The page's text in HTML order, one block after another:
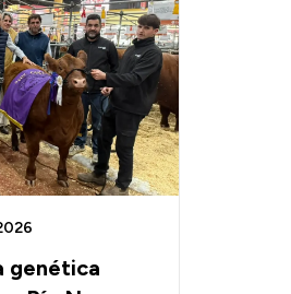
genética